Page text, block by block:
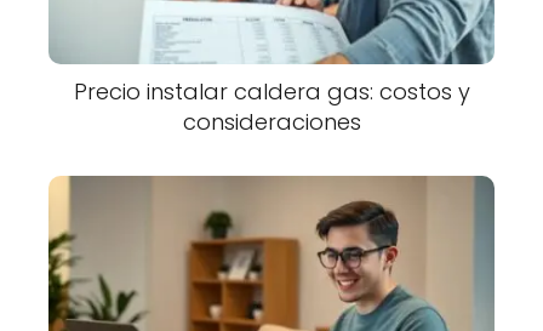
Precio instalar caldera gas: costos y
consideraciones